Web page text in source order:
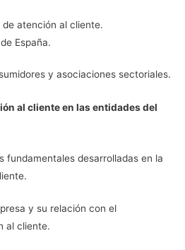
de atención al cliente.
España.
y asociaciones sectoriales.
al cliente en las entidades del
fundamentales desarrolladas en la
y su relación con el
al cliente.